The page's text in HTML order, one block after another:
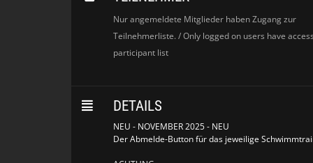
Nur angemeldete Mitglieder haben Zugang zur
Teilnehmerliste. / Only logged on users have
participant list
DETAILS
NEU - NOVEMBER 2025 - NEU
Der Abmelde-Button für das jeweilige